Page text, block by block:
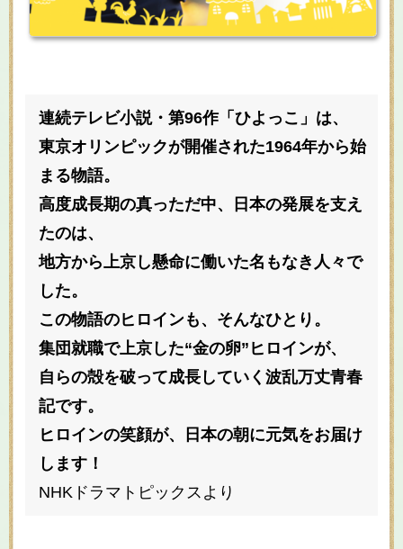
連続テレビ小説・第96作「ひよっこ」は、
東京オリンピックが開催された1964年から始
まる物語。
高度成長期の真っただ中、日本の発展を支え
たのは、
地方から上京し懸命に働いた名もなき人々で
した。
この物語のヒロインも、そんなひとり。
集団就職で上京した“金の卵”ヒロインが、
自らの殻を破って成長していく波乱万丈青春
記です。
ヒロインの笑顔が、日本の朝に元気をお届け
します！
NHKドラマトピックスより